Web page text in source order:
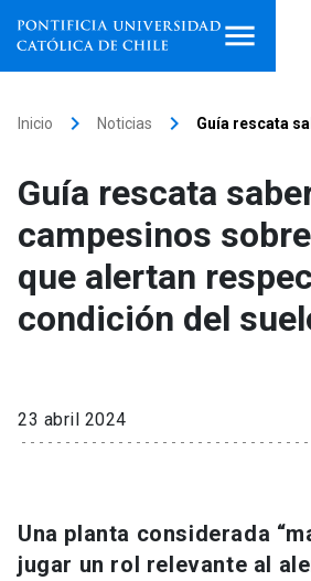
Facultades, escuelas e
institutos
Investigación
Información para keyboard_arrow_down
Inicio keyboard_arrow_right Noticias keyboard_arrow_right Guía rescata
Guía rescata
campesinos
que alertan
condición del
23 abril 2024
Una planta considerada
jugar un rol relevante al